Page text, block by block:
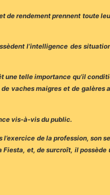
de rendement prennent toute
l’intelligence des
une telle importance qu’il
vaches maigres et de galères
vis-à-vis du public.
de la profession, son
et, de surcroît, il possède